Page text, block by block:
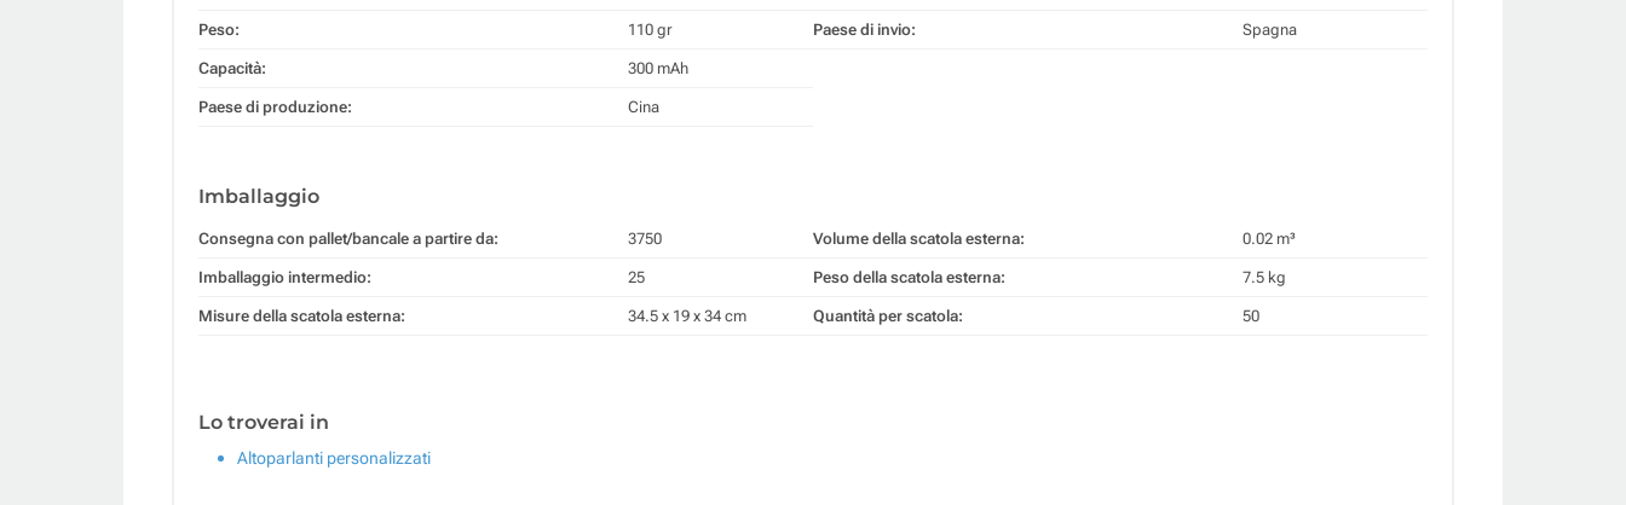
Peso: 110 gr
Capacità: 300 mAh
Paese di produzione: Cina
Paese di invio: Spagna
Imballaggio
Consegna con pallet/bancale a partire da: 3750
Imballaggio intermedio: 25
Misure della scatola esterna: 34.5 x 19 x 34 cm
Volume della scatola esterna: 0.02 m³
Peso della scatola esterna: 7.5 kg
Quantità per scatola: 50
Lo troverai in
Altoparlanti personalizzati